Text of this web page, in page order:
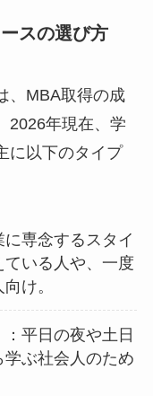
スの選び方
、MBA取得の成
2026年現在、学
に以下のタイプ
に専念するスタイ
いる人や、一度
け。
：平日の夜や土日
ぶ社会人のため